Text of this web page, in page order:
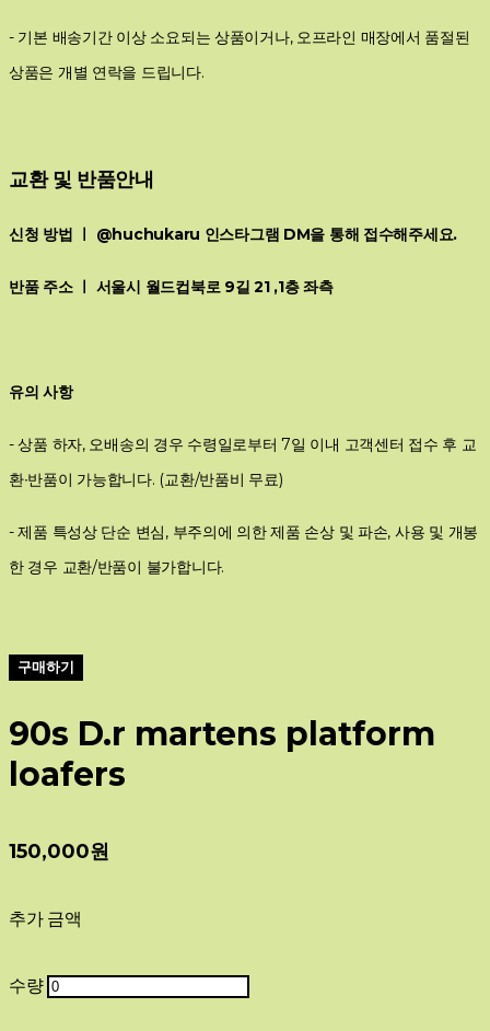
- 기본 배송기간 이상 소요되는 상품이거나, 오프라인 매장에서 품절된
상품은 개별 연락을 드립니다.
교환 및 반품안내
신청 방법 ㅣ @huchukaru 인스타그램 DM을 통해 접수해주세요.
반품 주소 ㅣ 서울시 월드컵북로 9길 21 ,1층 좌측
유의 사항
- 상품 하자, 오배송의 경우 수령일로부터 7일 이내 고객센터 접수 후 교
환∙반품이 가능합니다. (교환/반품비 무료)
- 제품 특성상 단순 변심, 부주의에 의한 제품 손상 및 파손, 사용 및 개봉
한 경우 교환/반품이 불가합니다.
구매하기
90s D.r martens platform
loafers
150,000원
추가 금액
수량